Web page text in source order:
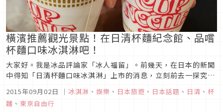
橫濱推薦觀光景點！在日清杯麵紀念館、品嚐
杯麵口味冰淇淋吧！
大家好。我是冰品評論家「冰人福留」。前幾天，在日本的新聞
中得知「日清杯麵口味冰淇淋」上市的消息，立刻前去一探究
竟！由於是當地限定販售的商品，不親自前往是吃不到的夢幻商
品。而販售的場所就位於日清公司所創立的安藤百福發明記念
館。從未來港區線的「未來港車站」下車後徒步走約8分鐘。
2015年09月02日 ｜ 冰淇淋 、 娛樂 、 日本旅遊 、 日本話題 、 日清 、 杯
麵 、 東京自由行